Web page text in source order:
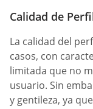
Calidad de
La calidad del
casos, con
limitada que no
usuario. Sin
y gentileza, ya